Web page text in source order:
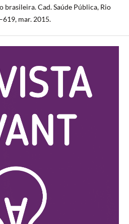
brasileira. Cad. Saúde Pública, Rio
mar. 2015.